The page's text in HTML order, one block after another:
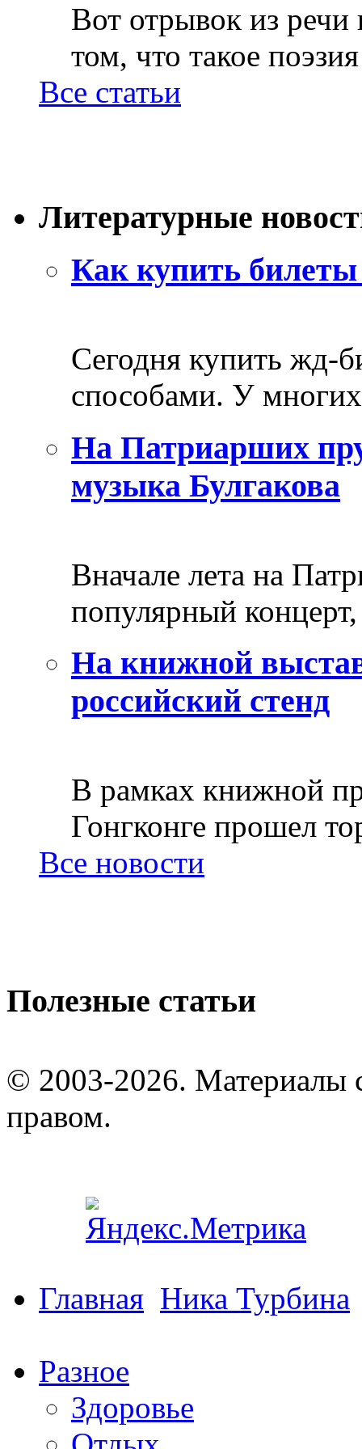
Вот отрывок из
том, что такое
Все статьи
Литературные
Как купить билеты
Сегодня купить жд-
способами. У
На Патриарших
музыка Булгакова
Вначале лета на
популярный
На книжной
российский стенд
В рамках книжной
Гонгконге прошел
Все новости
Полезные статьи
© 2003-2026. Материалы
правом.
Главная Ника Турбина
Разное
Здоровье